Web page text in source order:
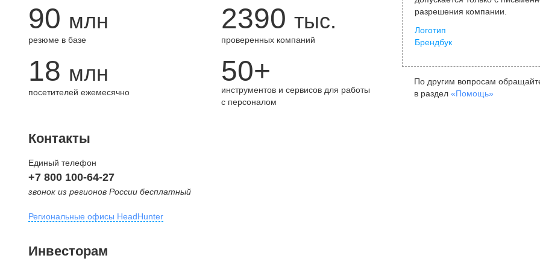
90 млн
резюме в базе
2390 тыс.
проверенных компаний
18 млн
посетителей ежемесячно
50+
инструментов и сервисов для работы
с персоналом
разрешения компании.
Логотип
Брендбук
По другим вопросам
в раздел «Помощь»
Контакты
Единый телефон
+7 800 100-64-27
звонок из регионов России бесплатный
Региональные офисы HeadHunter
внутригородская территория
Инвесторам